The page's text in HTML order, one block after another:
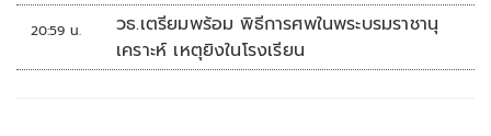
20:59 น.
วธ.เตรียมพร้อม พิธีการศพในพระบรมราชานุ
เคราะห์ เหตุยิงในโรงเรียน